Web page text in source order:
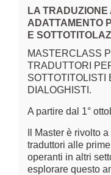
LA TRADUZIONE
ADATTAMENTO
E
MASTERCLASS
TRADUTTORI
SOTTOTITOLISTI
DIALOGHISTI.
A partire dal 1°
Il Master è rivolto
traduttori alle
operanti in altri
esplorare questo